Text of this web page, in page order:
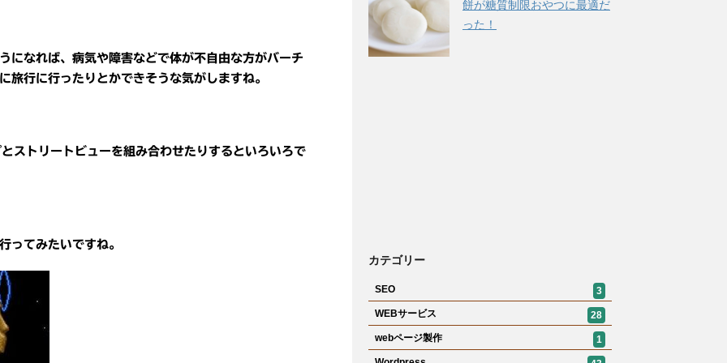
になれば、病気や障害などで体が不自由な方がバーチ
旅行に行ったりとかできそうな気がしますね。
トリートビューを組み合わせたりするといろいろで
ってみたいですね。
餅が糖質制限おやつに最適だ
った！
カテゴリー
SEO
3
WEBサービス
28
webページ製作
1